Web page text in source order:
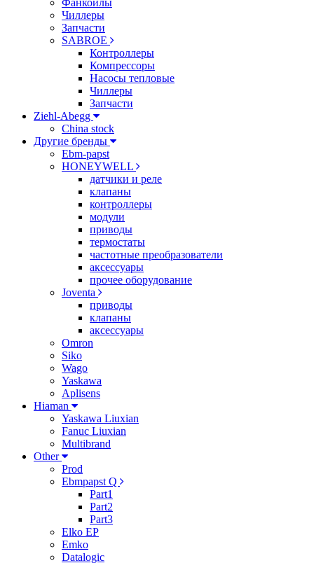
Фанкойлы
Чиллеры
Запчасти
SABROE
Контроллеры
Компрессоры
Насосы тепловые
Чиллеры
Запчасти
Ziehl-Abegg
China stock
Другие бренды
Ebm-papst
HONEYWELL
датчики и реле
клапаны
контроллеры
модули
приводы
термостаты
частотные преобразователи
аксессуары
прочее оборудование
Joventa
приводы
клапаны
аксессуары
Omron
Siko
Wago
Yaskawa
Aplisens
Hiaman
Yaskawa Liuxian
Fanuc Liuxian
Multibrand
Other
Prod
Ebmpapst Q
Part1
Part2
Part3
Elko EP
Emko
Datalogic